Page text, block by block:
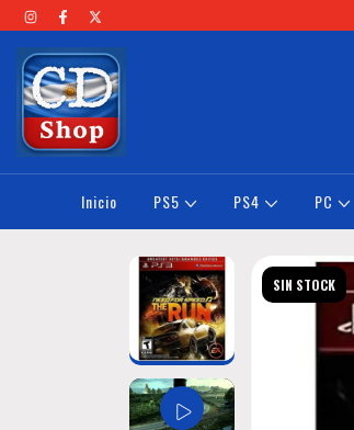
Inicio PS5 PS4 PC
SIN STOCK